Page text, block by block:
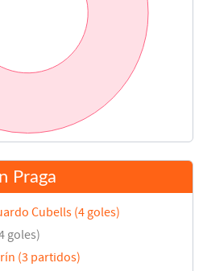
Praga
Cubells (4 goles)
goles)
(3 partidos)